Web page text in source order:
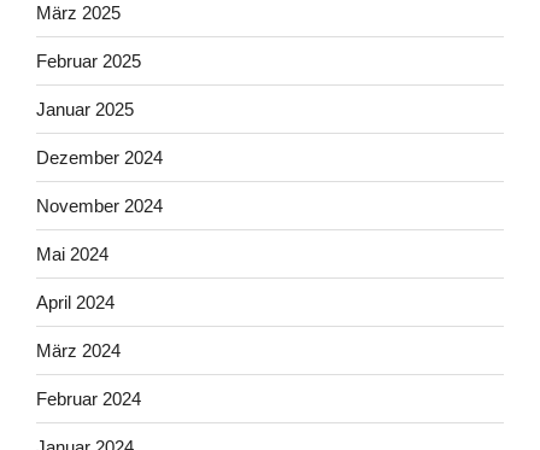
März 2025
Februar 2025
Januar 2025
Dezember 2024
November 2024
Mai 2024
April 2024
März 2024
Februar 2024